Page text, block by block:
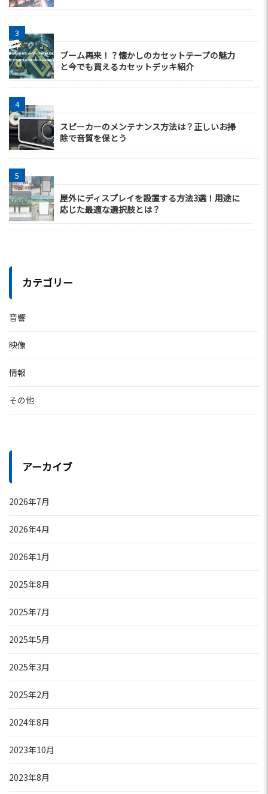
ブーム再来！？懐かしのカセットテープの魅力
と今でも買えるカセットデッキ紹介
スピーカーのメンテナンス方法は？正しいお掃
除で音質を保とう
屋外にディスプレイを設置する方法3選！用途に
応じた最適な選択肢とは？
カテゴリー
音響
映像
情報
その他
アーカイブ
2026年7月
2026年4月
2026年1月
2025年8月
2025年7月
2025年5月
2025年3月
2025年2月
2024年8月
2023年10月
2023年8月